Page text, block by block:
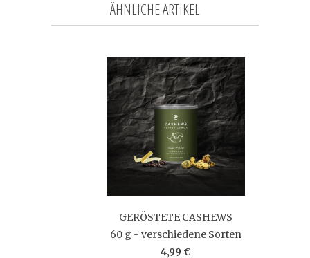
ÄHNLICHE ARTIKEL
GERÖSTETE CASHEWS
60 g - verschiedene Sorten
4,99 €